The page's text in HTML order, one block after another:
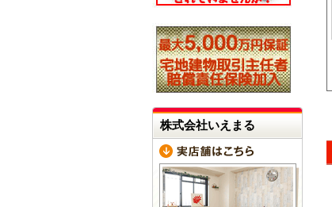
株式会社いえまる